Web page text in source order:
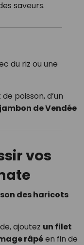
saveurs.
du riz ou une
poisson, d’un
jambon de Vendée
vos
des haricots
ajoutez un filet
râpéen fin de